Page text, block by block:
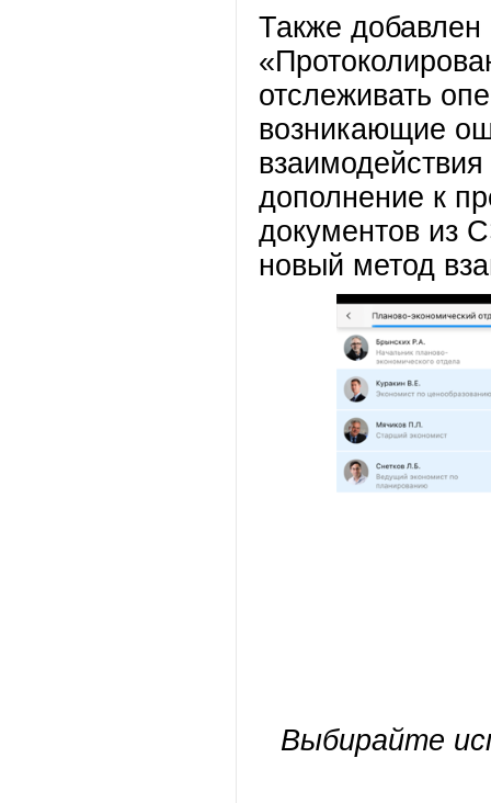
Также добавлен
отслеживать
возникающие
дополнение к
документов из
новый метод
Выбирайте